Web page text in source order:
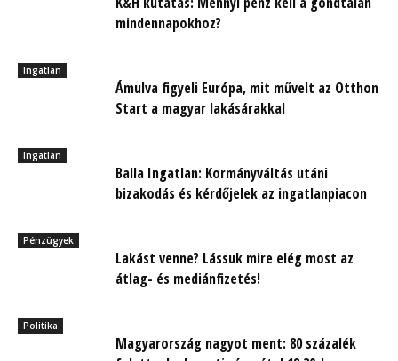
mindennapokhoz?
Ingatlan
Ámulva figyeli Európa, mit művelt az Otthon
Start a magyar lakásárakkal
Ingatlan
Balla Ingatlan: Kormányváltás utáni
bizakodás és kérdőjelek az ingatlanpiacon
Pénzügyek
Lakást venne? Lássuk mire elég most az
átlag- és mediánfizetés!
Politika
Magyarország nagyot ment: 80 százalék